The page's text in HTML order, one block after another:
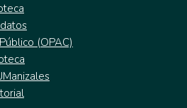
(OPAC)